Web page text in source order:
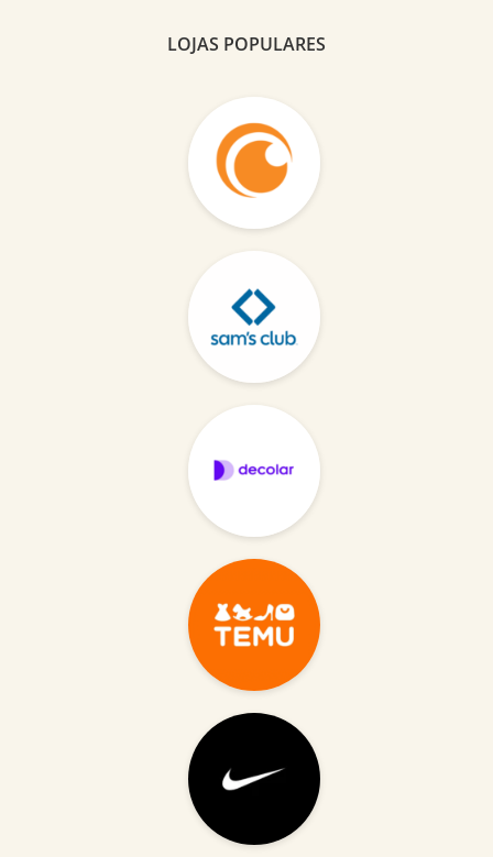
LOJAS POPULARES